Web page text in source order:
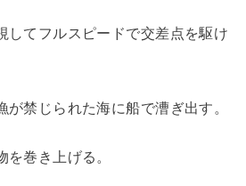
してフルスピードで交差点を駆け
禁じられた海に船で漕ぎ出す。
巻き上げる。